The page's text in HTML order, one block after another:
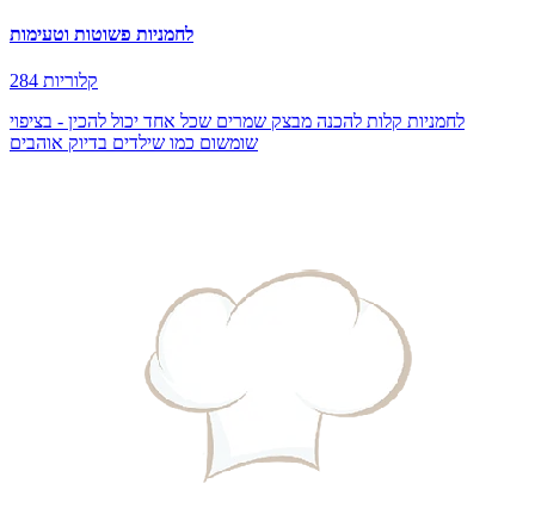
לחמניות פשוטות וטעימות
284 קלוריות
לחמניות קלות להכנה מבצק שמרים שכל אחד יכול להכין - בציפוי
שומשום כמו שילדים בדיוק אוהבים